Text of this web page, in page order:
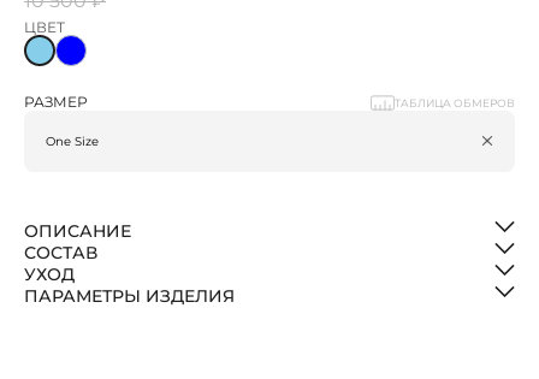
ЦВЕТ
РАЗМЕР ТАБЛИЦА ОБМЕРОВ
ОПИСАНИЕ
СОСТАВ
УХОД
ПАРАМЕТРЫ ИЗДЕЛИЯ